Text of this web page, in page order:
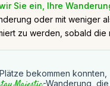
Sie ein, Ihre
oder mit weniger
zu werden, sobald die
bekommen konnten,
-Wanderung,